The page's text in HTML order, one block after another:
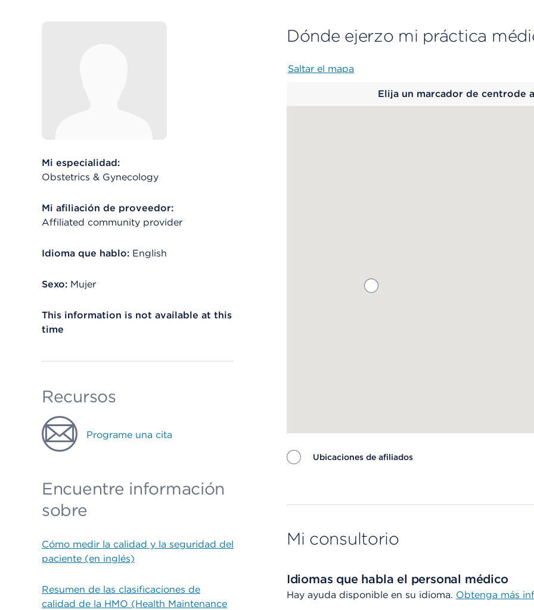
Mi especialidad:
Obstetrics & Gynecology
Mi afiliación de proveedor:
Affiliated community provider
Idioma que hablo: English
Sexo: Mujer
This information is not available at this
time
Recursos
Programe una cita
Encuentre información
sobre
Cómo medir la calidad y la seguridad del
paciente (en inglés)
Resumen de las clasificaciones de
calidad de la HMO (Health Maintenance
Dónde ejerzo mi práctica
Saltar el mapa
Elija un marcador de centrode
Ubicaciones de afiliados
Mi consultorio
Idiomas que habla el personal médico
Hay ayuda disponible en su idioma. Obtenga más